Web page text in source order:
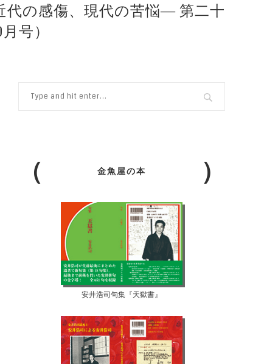
の感傷、現代の苦悩― 第二十
号）
金魚屋の本
安井浩司句集『天獄書』